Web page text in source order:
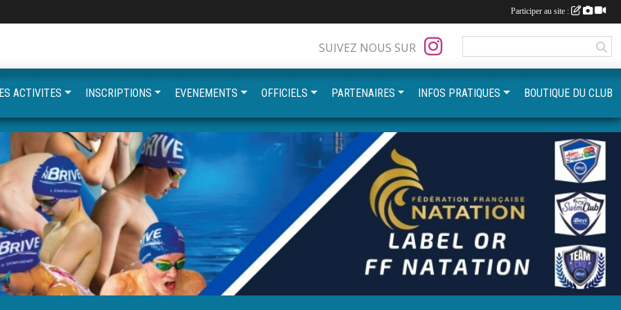
SUIVEZ NOUS SUR
ACTIVITES INSCRIPTIONS EVENEMENTS OFFICIELS PARTENAIRES INFOS PRATIQUES BOUTIQUE DU CLUB
Participer au site :